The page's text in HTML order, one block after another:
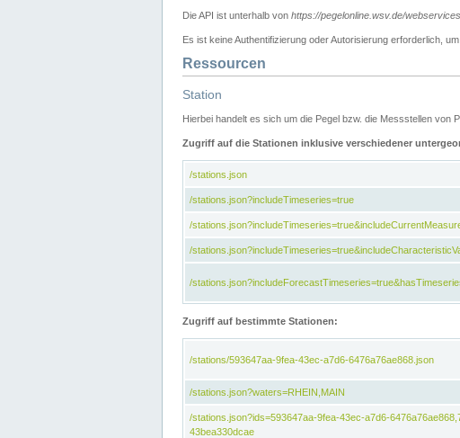
Die API ist unterhalb von https://pegelonline.wsv.de/
Es ist keine Authentifizierung oder Autorisierung erforderlich,
Ressourcen
Station
Hierbei handelt es sich um die Pegel bzw. die Messstellen von
Zugriff auf die Stationen inklusive verschiedener
/stations.json
/stations.json?includeTimeseries=true
/
/
/
Zugriff auf bestimmte Stationen:
/stations/593647aa-9fea-43ec-a7d6-6476a76ae868.json
/stations.json?waters=RHEIN,MAIN
/stations.json?ids=593647aa-9fea-43ec-a7d6-
43bea330dcae